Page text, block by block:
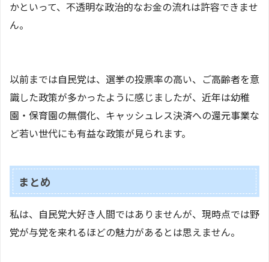
かといって、不透明な政治的なお金の流れは許容できませ
ん。
以前までは自民党は、選挙の投票率の高い、ご高齢者を意
識した政策が多かったように感じましたが、近年は幼稚
園・保育園の無償化、キャッシュレス決済への還元事業な
ど若い世代にも有益な政策が見られます。
まとめ
私は、自民党大好き人間ではありませんが、現時点では野
党が与党を来れるほどの魅力があるとは思えません。